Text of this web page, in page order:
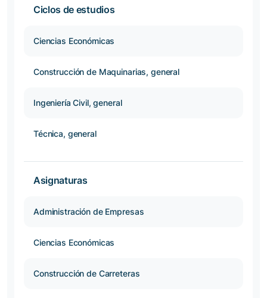
Ciclos de estudios
Ciencias Económicas
Construcción de Maquinarias, general
Ingeniería Civil, general
Técnica, general
Asignaturas
Administración de Empresas
Ciencias Económicas
Construcción de Carreteras